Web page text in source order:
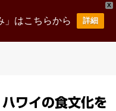
X
」はこちらから 詳細
ハワイの食文化を